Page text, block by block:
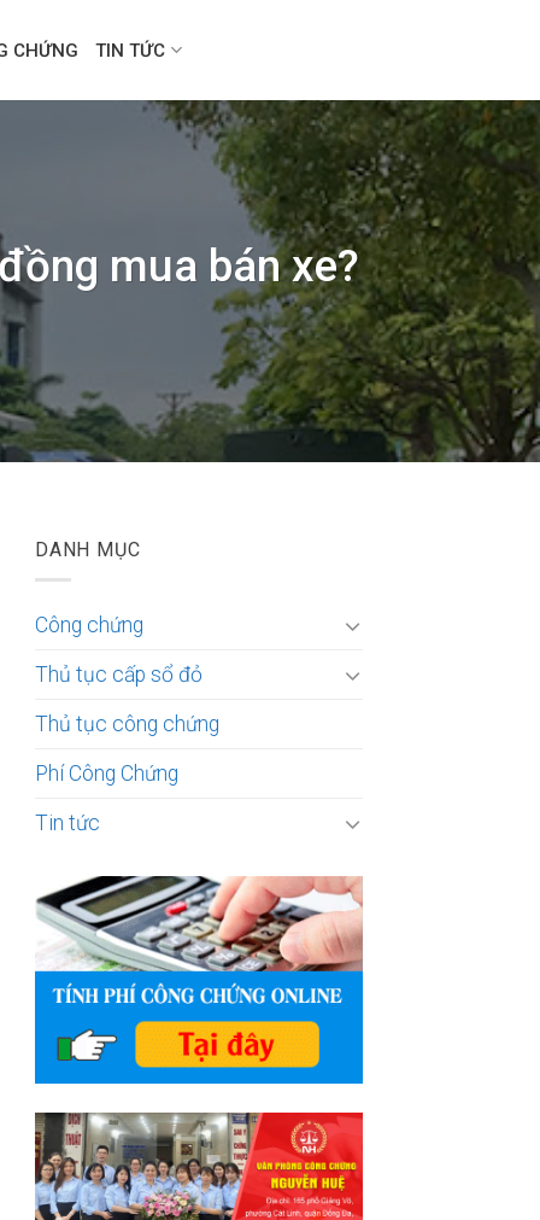
CHỨNG TIN TỨC
mua bán xe?
DANH MỤC
Công chứng
Thủ tục cấp sổ đỏ
Thủ tục công chứng
Phí Công Chứng
Tin tức